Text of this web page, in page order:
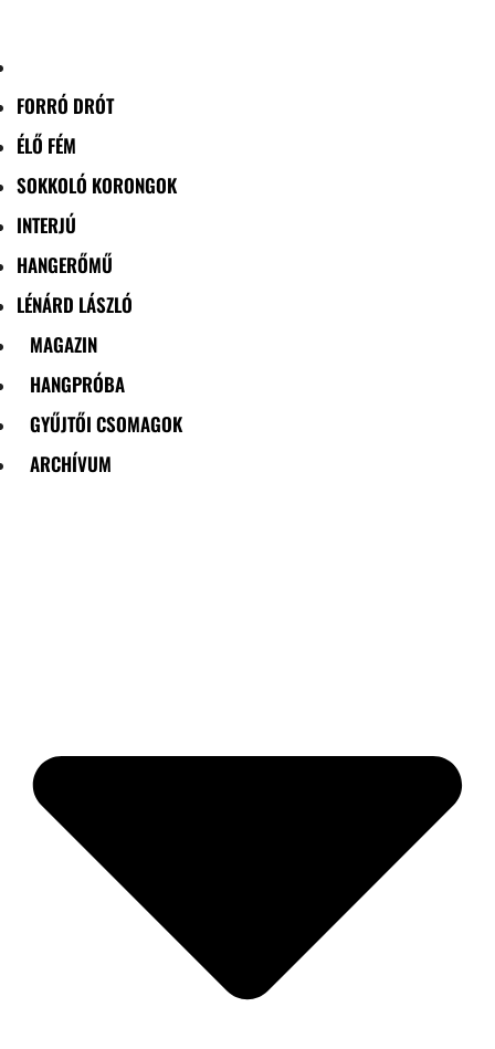
FORRÓ DRÓT
ÉLŐ FÉM
SOKKOLÓ KORONGOK
INTERJÚ
HANGERŐMŰ
LÉNÁRD LÁSZLÓ
MAGAZIN
HANGPRÓBA
GYŰJTŐI CSOMAGOK
ARCHÍVUM